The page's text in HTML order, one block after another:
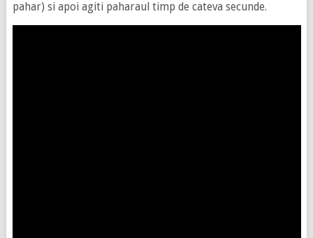
pahar) si apoi agiti paharaul timp de cateva secunde.